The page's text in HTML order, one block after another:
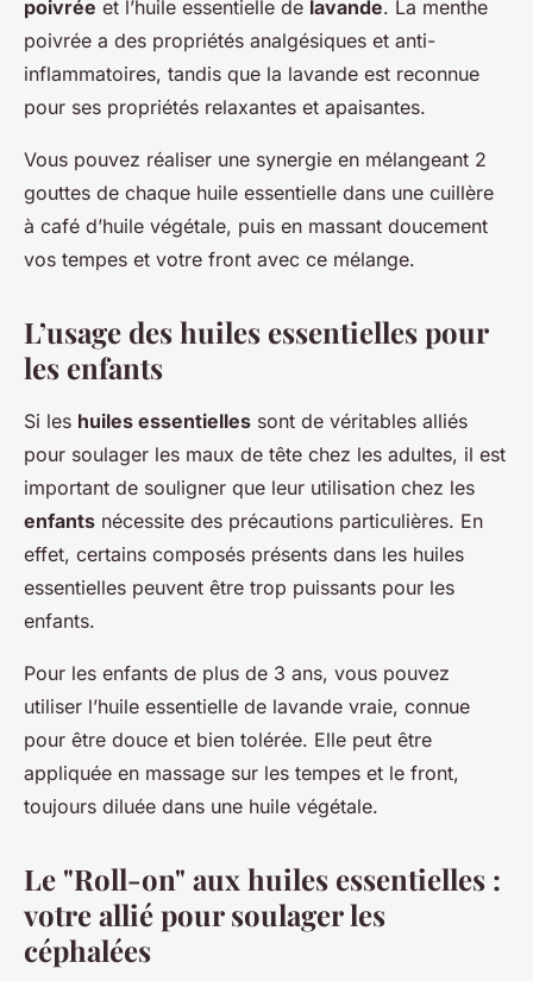
poivrée et l’huile essentielle de lavande. La menthe
poivrée a des propriétés analgésiques et anti-
inflammatoires, tandis que la lavande est reconnue
pour ses propriétés relaxantes et apaisantes.
Vous pouvez réaliser une synergie en mélangeant 2
gouttes de chaque huile essentielle dans une cuillère
à café d’huile végétale, puis en massant doucement
vos tempes et votre front avec ce mélange.
L’usage des huiles essentielles pour
les enfants
Si les huiles essentielles sont de véritables alliés
pour soulager les maux de tête chez les adultes, il est
important de souligner que leur utilisation chez les
enfants nécessite des précautions particulières. En
effet, certains composés présents dans les huiles
essentielles peuvent être trop puissants pour les
enfants.
Pour les enfants de plus de 3 ans, vous pouvez
utiliser l’huile essentielle de lavande vraie, connue
pour être douce et bien tolérée. Elle peut être
appliquée en massage sur les tempes et le front,
toujours diluée dans une huile végétale.
Le "Roll-on" aux huiles essentielles :
votre allié pour soulager les
céphalées